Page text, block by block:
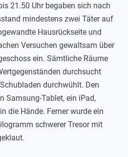
21.50 Uhr begaben sich nach
mindestens zwei Täter auf
Hausrückseite und
Versuchen gewaltsam über
ein. Sämtliche Räume
durchsucht
durchwühlt. Den
Samsung-Tablet, ein iPad,
die Hände. Ferner wurde ein
schwerer Tresor mit